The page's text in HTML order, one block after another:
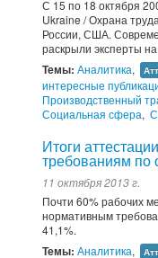
С 15 по 18 октября
Ukraine / Охрана
России, США.
раскрыли эксперты
Темы: Аналитика,
интересные
Производственный
Социальная сфера,
Итоги
требованиям по
11 октября 2013 г.
Почти 60% рабочих
нормативным
41,1%.
Темы: Аналитика,